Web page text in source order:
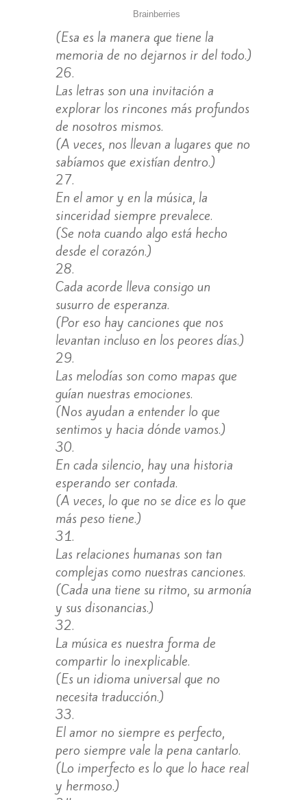
(Esa es la manera que tiene la
memoria de no dejarnos ir del todo.)
Las letras son una invitación a
explorar los rincones más profundos
de nosotros mismos.
(A veces, nos llevan a lugares que no
sabíamos que existían dentro.)
En el amor y en la música, la
sinceridad siempre prevalece.
(Se nota cuando algo está hecho
desde el corazón.)
Cada acorde lleva consigo un
susurro de esperanza.
(Por eso hay canciones que nos
levantan incluso en los peores días.)
Las melodías son como mapas que
guían nuestras emociones.
(Nos ayudan a entender lo que
sentimos y hacia dónde vamos.)
En cada silencio, hay una historia
esperando ser contada.
(A veces, lo que no se dice es lo que
más peso tiene.)
Las relaciones humanas son tan
complejas como nuestras canciones.
(Cada una tiene su ritmo, su armonía
y sus disonancias.)
La música es nuestra forma de
compartir lo inexplicable.
(Es un idioma universal que no
necesita traducción.)
El amor no siempre es perfecto,
pero siempre vale la pena cantarlo.
(Lo imperfecto es lo que lo hace real
y hermoso.)